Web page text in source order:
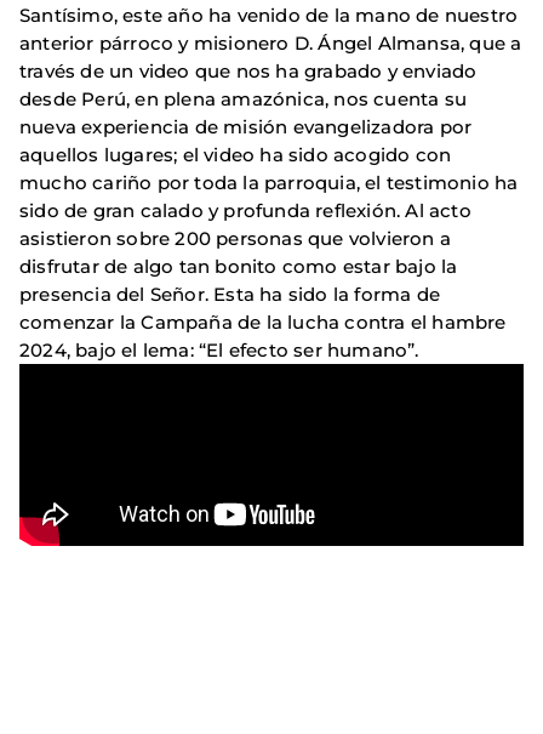
Santísimo, este año ha venido de la mano de nuestro
anterior párroco y misionero D. Ángel Almansa, que a
través de un video que nos ha grabado y enviado
desde Perú, en plena amazónica, nos cuenta su
nueva experiencia de misión evangelizadora por
aquellos lugares; el video ha sido acogido con
mucho cariño por toda la parroquia, el testimonio ha
sido de gran calado y profunda reflexión. Al acto
asistieron sobre 200 personas que volvieron a
disfrutar de algo tan bonito como estar bajo la
presencia del Señor. Esta ha sido la forma de
comenzar la Campaña de la lucha contra el hambre
2024, bajo el lema: “El efecto ser humano”.